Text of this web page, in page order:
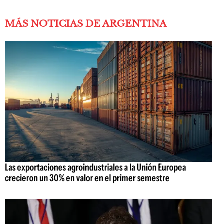
MÁS NOTICIAS DE ARGENTINA
Las exportaciones agroindustriales a la Unión Europea
crecieron un 30% en valor en el primer semestre